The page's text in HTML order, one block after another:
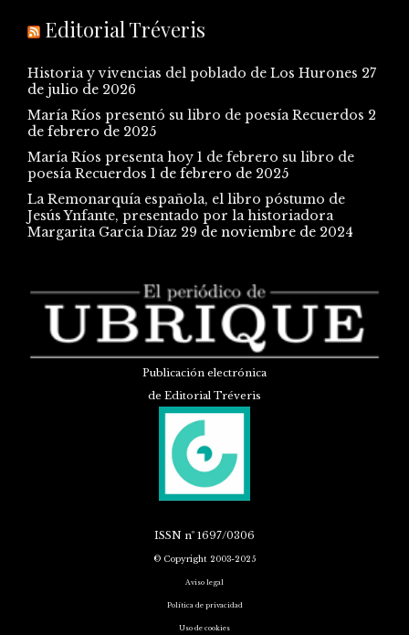
Editorial Tréveris
Historia y vivencias del poblado de Los Hurones 27
de julio de 2026
María Ríos presentó su libro de poesía Recuerdos 2
de febrero de 2025
María Ríos presenta hoy 1 de febrero su libro de
poesía Recuerdos 1 de febrero de 2025
La Remonarquía española, el libro póstumo de
Jesús Ynfante, presentado por la historiadora
Margarita García Díaz 29 de noviembre de 2024
Publicación electrónica
de Editorial Tréveris
ISSN nº 1697/0306
© Copyright 2003-2025
Aviso legal
Política de privacidad
Uso de cookies